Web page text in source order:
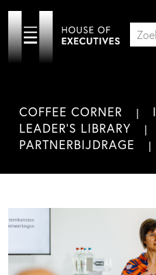
COFFEE CORNER
LEADER'S LIBRARY
PARTNERBIJDRAGE